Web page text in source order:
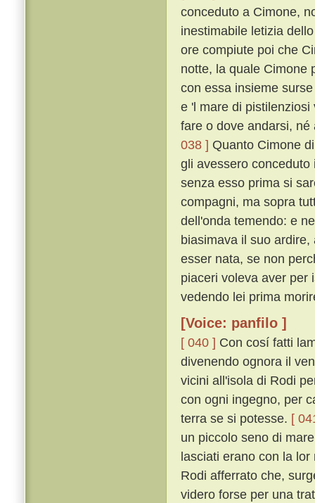
conceduto a Cimone,
inestimabile letizia
ore compiute poi che
notte, la quale Cimone
con essa insieme
e 'l mare di
fare o dove andarsi,
038 ] Quanto Cimone
gli avessero
senza esso prima si
compagni, ma sopra
dell'onda temendo: e
biasimava il suo
esser nata, se non
piaceri voleva aver per
vedendo lei prima
[Voice: panfilo ]
[ 040 ] Con cosí fatti
divenendo ognora il
vicini all'isola di Rodi
con ogni ingegno, per
terra se si potesse. [
un piccolo seno di
lasciati erano con la
Rodi afferrato che,
videro forse per una